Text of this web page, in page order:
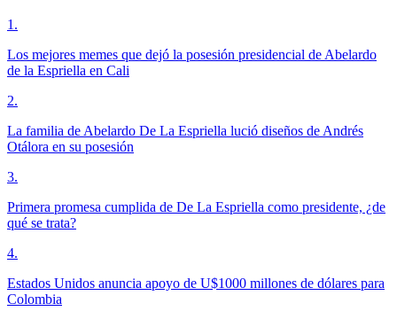
1 .
Los mejores memes que dejó la posesión presidencial de Abelardo
de la Espriella en Cali
2.
La familia de Abelardo De La Espriella lució diseños de Andrés
Otálora en su posesión
3.
Primera promesa cumplida de De La Espriella como presidente, ¿de
qué se trata?
4.
Estados Unidos anuncia apoyo de U$1000 millones de dólares para
Colombia